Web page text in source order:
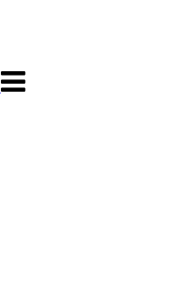
navigasjon